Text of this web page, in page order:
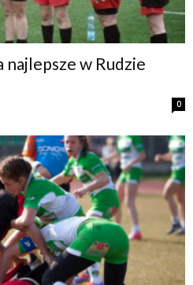
najlepsze w Rudzie
0